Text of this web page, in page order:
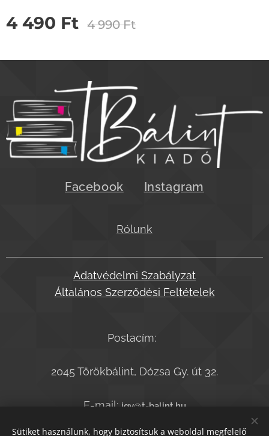
4 490 Ft 4 990Ft
Facebook Instagram
Rólunk
Adatvédelmi Szabályzat
Általános Szerződési Feltételek
Postacím:
2045 Törökbálint, Dózsa Gy. út 32.
E-mail: jgy@t-balint.hu
Telefonszám:+36-20-9364050
Sütiket használunk, hogy biztosítsuk a weboldal megfelelő